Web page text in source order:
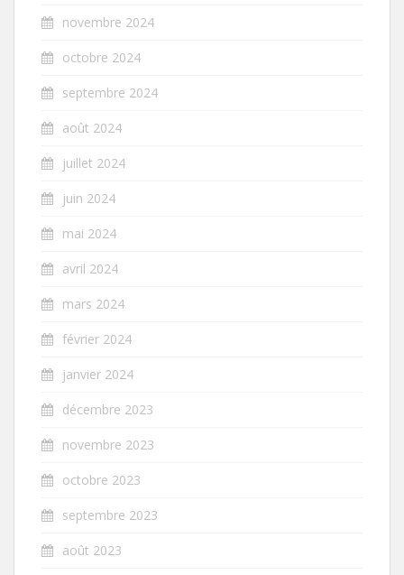
novembre 2024
octobre 2024
septembre 2024
août 2024
juillet 2024
juin 2024
mai 2024
avril 2024
mars 2024
février 2024
janvier 2024
décembre 2023
novembre 2023
octobre 2023
septembre 2023
août 2023